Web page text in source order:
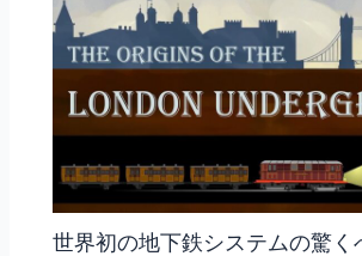
世界初の地下鉄システムの驚く